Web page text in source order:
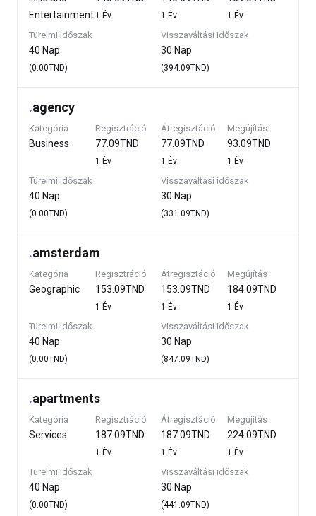
Entertainment 1 Év 1 Év 1 Év
Türelmi időszak
40 Nap
(0.00TND)
Visszaváltási időszak
30 Nap
(394.09TND)
.agency
Kategória
Business
Regisztráció
77.09TND
1 Év
Átregisztáció
77.09TND
1 Év
Megújítás
93.09TND
1 Év
Türelmi időszak
40 Nap
(0.00TND)
Visszaváltási időszak
30 Nap
(331.09TND)
.amsterdam
Kategória
Geographic
Regisztráció
153.09TND
1 Év
Átregisztáció
153.09TND
1 Év
Megújítás
184.09TND
1 Év
Türelmi időszak
40 Nap
(0.00TND)
Visszaváltási időszak
30 Nap
(847.09TND)
.apartments
Kategória
Services
Regisztráció
187.09TND
1 Év
Átregisztáció
187.09TND
1 Év
Megújítás
224.09TND
1 Év
Türelmi időszak
40 Nap
(0.00TND)
Visszaváltási időszak
30 Nap
(441.09TND)